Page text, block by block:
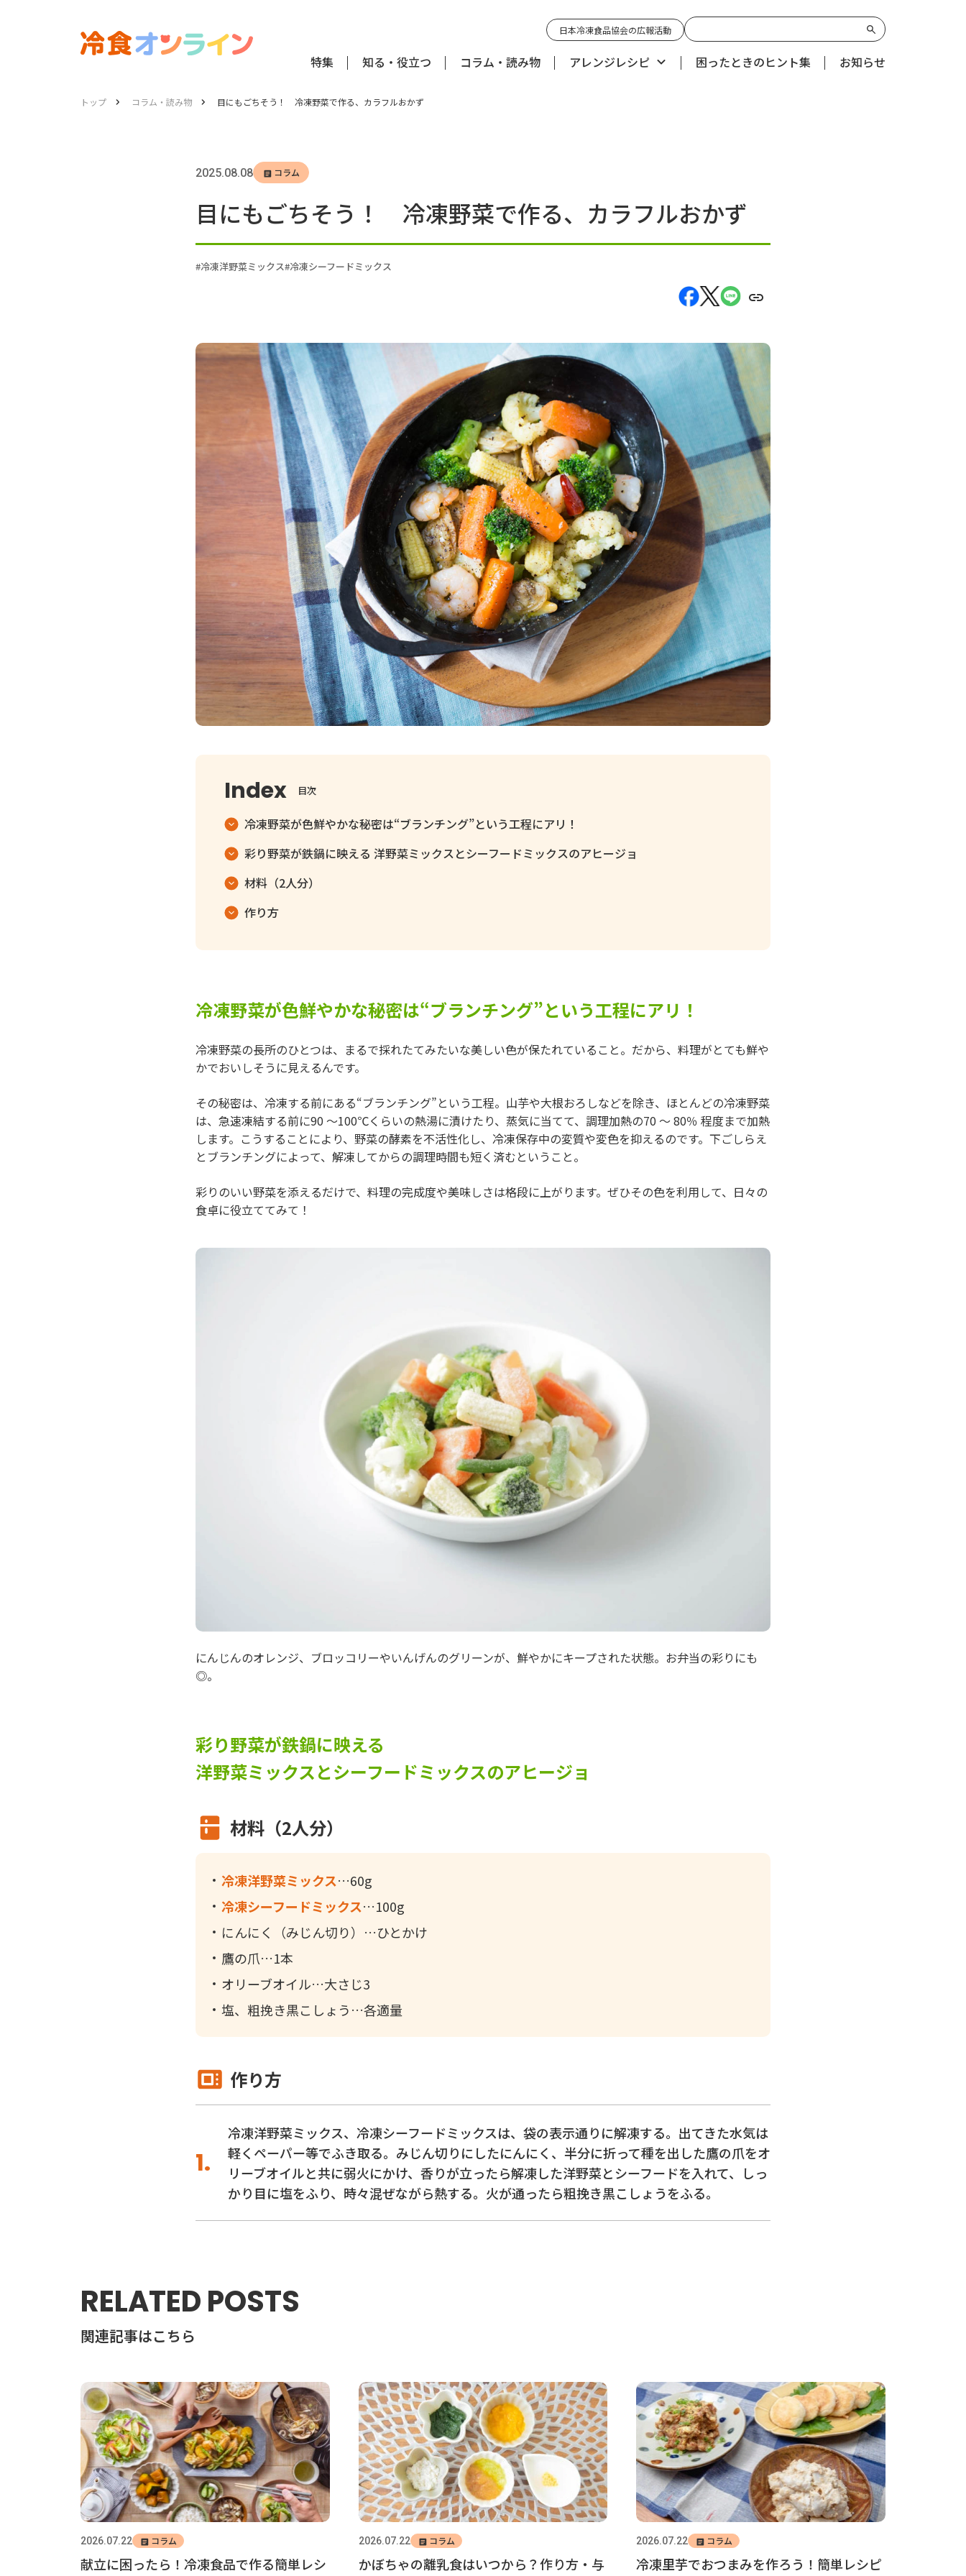
日本冷凍食品協会の広報活動
特集 知る・役立つ コラム・読み物 アレンジレシピ 困ったときのヒント集 お知らせ
トップ コラム・読み物 目にもごちそう！ 冷凍野菜で作る、カラフルおかず
2025.08.08 コラム
目にもごちそう！ 冷凍野菜で作る、カラフルおかず
冷凍洋野菜ミックス 冷凍シーフードミックス
目次
冷凍野菜が色鮮やかな秘密は“ブランチング”という工程にアリ！
彩り野菜が鉄鍋に映える 洋野菜ミックスとシーフードミックスのアヒージョ
材料（2人分）
作り方
冷凍野菜が色鮮やかな秘密は“ブランチング”という工程にアリ！
冷凍野菜の長所のひとつは、まるで採れたてみたいな美しい色が保たれていること。だから、料理がとても鮮や
かでおいしそうに見えるんです。
その秘密は、冷凍する前にある“ブランチング”という工程。山芋や大根おろしなどを除き、ほとんどの冷凍野菜
は、急速凍結する前に90 ～100℃くらいの熱湯に漬けたり、蒸気に当てて、調理加熱の70 ～ 80％ 程度まで加熱
します。こうすることにより、野菜の酵素を不活性化し、冷凍保存中の変質や変色を抑えるのです。下ごしらえ
とブランチングによって、解凍してからの調理時間も短く済むということ。
彩りのいい野菜を添えるだけで、料理の完成度や美味しさは格段に上がります。ぜひその色を利用して、日々の
食卓に役立ててみて！
にんじんのオレンジ、ブロッコリーやいんげんのグリーンが、鮮やかにキープされた状態。お弁当の彩りにも
◎。
彩り野菜が鉄鍋に映える
洋野菜ミックスとシーフードミックスのアヒージョ
材料（2人分）
冷凍洋野菜ミックス
60g
冷凍シーフードミックス
100g
にんにく（みじん切り）
ひとかけ
鷹の爪
1本
オリーブオイル
大さじ3
塩、粗挽き黒こしょう
各適量
作り方
冷凍洋野菜ミックス、冷凍シーフードミックスは、袋の表示通りに解凍する。出てきた水気は
軽くペーパー等でふき取る。みじん切りにしたにんにく、半分に折って種を出した鷹の爪をオ
リーブオイルと共に弱火にかけ、香りが立ったら解凍した洋野菜とシーフードを入れて、しっ
かり目に塩をふり、時々混ぜながら熱する。火が通ったら粗挽き黒こしょうをふる。
RELATED POSTS
関連記事はこちら
2026.07.22 コラム
献立に困ったら！冷凍食品で作る簡単レシ
2026.07.22 コラム
かぼちゃの離乳食はいつから？作り方・与
2026.07.22 コラム
冷凍里芋でおつまみを作ろう！簡単レシピ